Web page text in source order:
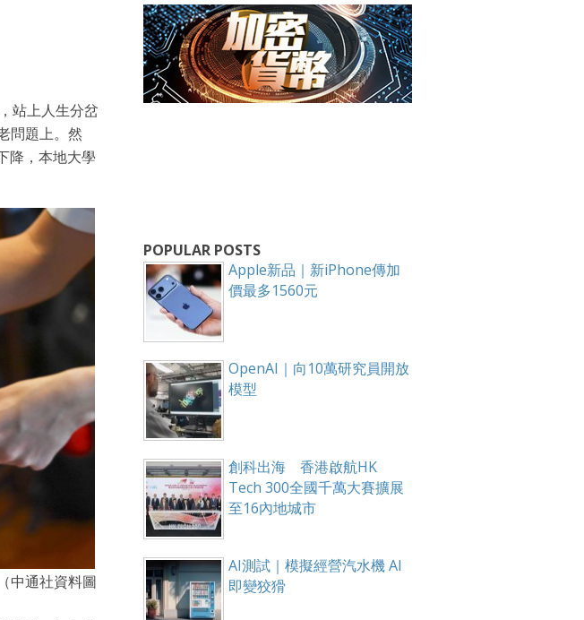
站上人生分岔
問題上。然
降，本地大學
中通社資料圖
POPULAR POSTS
Apple新品｜新iPhone傳加
價最多1560元
OpenAI｜向10萬研究員開放
模型
創科出海 香港啟航HK
Tech 300全國千萬大賽擴展
至16內地城市
AI測試｜模擬經營汽水機 AI
即變狡猾
懶人包），直達郵箱！